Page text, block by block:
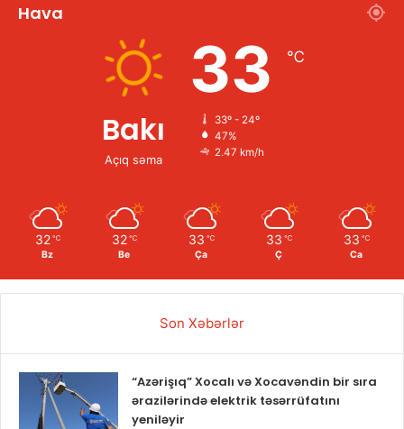
Hava
Bakı
Açıq səma
33 ℃
33º - 24º
47%
2.47 km/h
32 ℃
Bz
32 ℃
Be
33 ℃
Ça
33 ℃
Ç
33 ℃
Ca
Son Xəbərlər
“Azərişıq” Xocalı və Xocavəndin bir sıra
ərazilərində elektrik təsərrüfatını
yeniləyir